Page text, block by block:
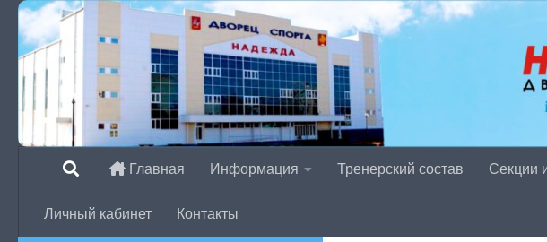
Перейти к содержимому
Главная Информация Тренерский состав Секции
Личный кабинет Контакты